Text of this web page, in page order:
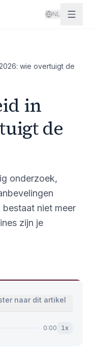
NL
wie overtuigt de
in
de
onderzoek,
bestaat niet meer
zijn je
naar dit artikel
0:00 1x